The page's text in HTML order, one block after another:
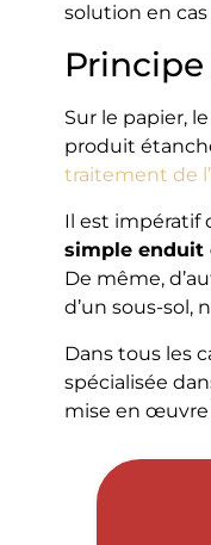
solution en
Sur le papier,
produit
traitement de
Il est impératif
simple enduit
De même,
d’un sous-sol,
Dans tous les
spécialisée
mise en œuvre